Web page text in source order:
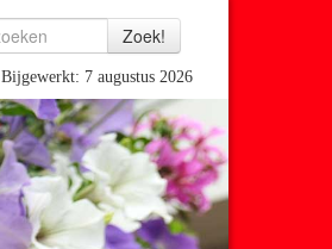
Bijgewerkt: 7 augustus 2026